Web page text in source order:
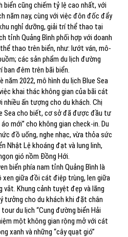
biển cũng chiếm tỷ lệ cao nhất, với
năm nay, cùng với việc đôn đốc đẩy
nghỉ dưỡng, giải trí thể thao tại
tỉnh Quảng Bình phối hợp với doanh
thao trên biển, như: lướt ván, mô-
các sản phẩm du lịch đường
ban đêm trên bãi biển.
2022, mô hình du lịch Blue Sea
khai thác không gian của bãi cát
ấn tượng cho du khách. Chị
Sea cho biết, cơ sở đã được đầu tư
mới” cho không gian check-in. Du
đồ uống, nghe nhạc, vừa thỏa sức
Nhật Lệ khoáng đạt và lung linh,
gió nồm Đồng Hới.
biển phía nam tỉnh Quảng Bình là
xen giữa đồi cát điệp trùng, len giữa
Khung cảnh tuyệt đẹp và lãng
tưởng cho du khách khi đặt chân
du lịch “Cung đường biển Hải
một không gian rộng mở với cát
xanh và những “cây quạt gió”